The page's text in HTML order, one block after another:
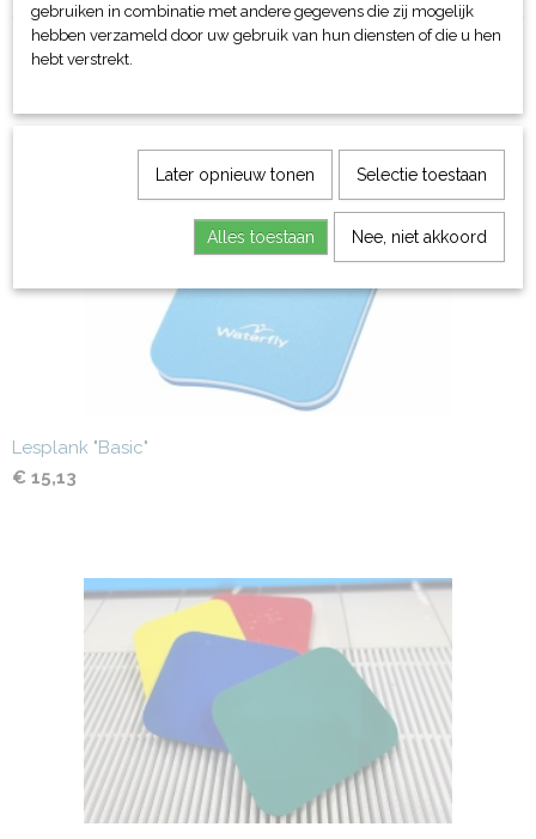
Lesplank "Basic"
€ 15,13
gebruiken in combinatie met andere gegevens die zij mogelijk
hebben verzameld door uw gebruik van hun diensten of die u hen
hebt verstrekt.
Later opnieuw tonen Selectie toestaan
Alles toestaan Nee, niet akkoord